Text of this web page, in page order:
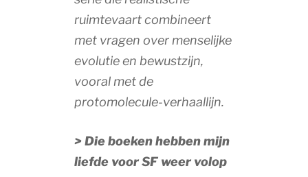
ruimtevaart combineert
met vragen over menselijke
evolutie en bewustzijn,
vooral met de
protomolecule-verhaallijn.
> Die boeken hebben mijn
liefde voor SF weer volop